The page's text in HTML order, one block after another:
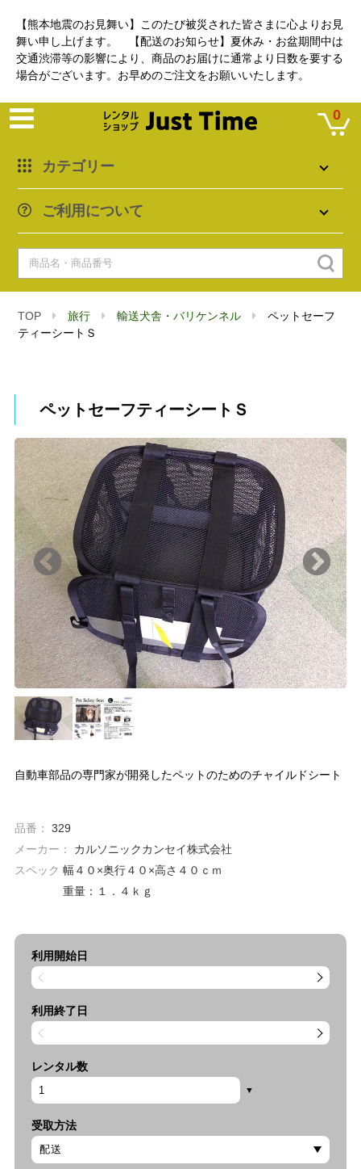
【熊本地震のお見舞い】このたび被災された皆さまに心よりお見
舞い申し上げます。 【配送のお知らせ】夏休み・お盆期間中は
交通渋滞等の影響により、商品のお届けに通常より日数を要する
場合がございます。お早めのご注文をお願いいたします。
カテゴリー
ご利用について
0
TOP 旅行 輸送犬舎・バリケンネル
ペットセーフ
ティーシートＳ
ペットセーフティーシートＳ
自動車部品の専門家が開発したペットのためのチャイルドシート
品番：
329
メーカー：
カルソニックカンセイ株式会社
スペック 幅４０×奥行４０×高さ４０ｃｍ
重量：１．４ｋｇ
利用開始日
利用終了日
レンタル数
受取方法